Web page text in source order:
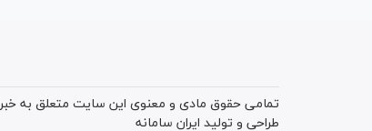
تمامی حقوق مادی و معنوی این سایت متعلق به
طراحی و تولید ایران سامانه